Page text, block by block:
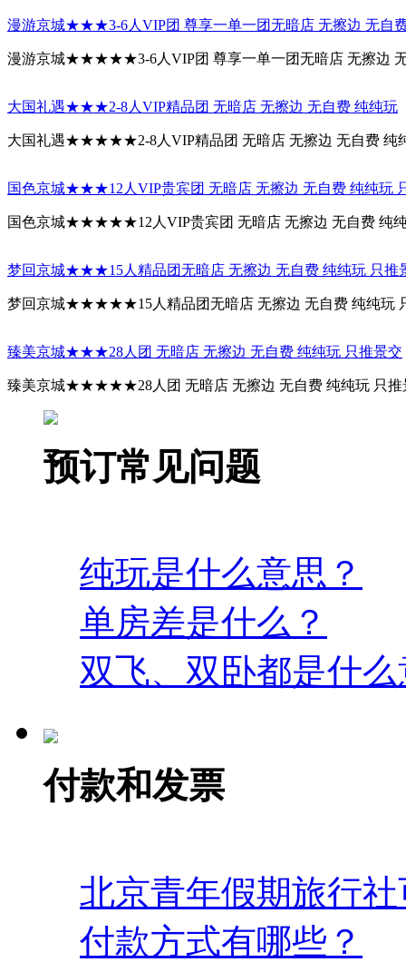
漫游京城★★★3-6人VIP团 尊享一单一团无暗店 无擦边 无自
漫游京城★★★★★3-6人VIP团 尊享一单一团无暗店 无擦边 无
大国礼遇★★★2-8人VIP精品团 无暗店 无擦边 无自费 纯纯玩
大国礼遇★★★★★2-8人VIP精品团 无暗店 无擦边 无自费 纯
国色京城★★★12人VIP贵宾团 无暗店 无擦边 无自费 纯纯玩
国色京城★★★★★12人VIP贵宾团 无暗店 无擦边 无自费 纯纯
梦回京城★★★15人精品团无暗店 无擦边 无自费 纯纯玩 只推
梦回京城★★★★★15人精品团无暗店 无擦边 无自费 纯纯玩
臻美京城★★★28人团 无暗店 无擦边 无自费 纯纯玩 只推景交
臻美京城★★★★★28人团 无暗店 无擦边 无自费 纯纯玩 只推
预订常见问题
纯玩是什么意思？
单房差是什么？
双飞、双卧都是什
付款和发票
北京青年假期旅行
付款方式有哪些？